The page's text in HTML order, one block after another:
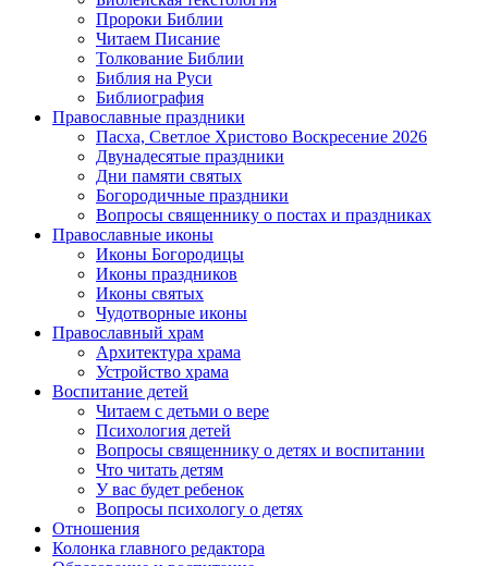
Пророки Библии
Читаем Писание
Толкование Библии
Библия на Руси
Библиография
Православные праздники
Пасха, Светлое Христово Воскресение 2026
Двунадесятые праздники
Дни памяти святых
Богородичные праздники
Вопросы священнику о постах и праздниках
Православные иконы
Иконы Богородицы
Иконы праздников
Иконы святых
Чудотворные иконы
Православный храм
Архитектура храма
Устройство храма
Воспитание детей
Читаем с детьми о вере
Психология детей
Вопросы священнику о детях и воспитании
Что читать детям
У вас будет ребенок
Вопросы психологу о детях
Отношения
Колонка главного редактора